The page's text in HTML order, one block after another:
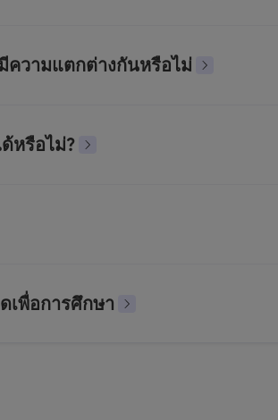
วามแตกต่างกันหรือไม่
หรือไม่?
พื่อการศึกษา